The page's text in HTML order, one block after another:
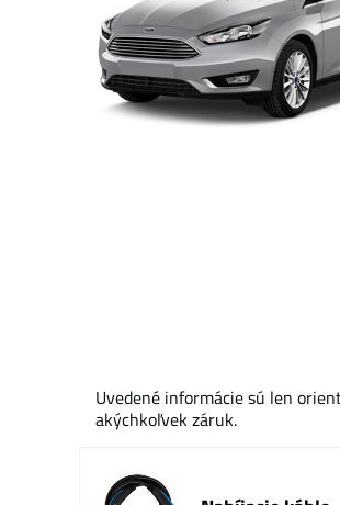
Uvedené informácie sú len
akýchkoľvek záruk.